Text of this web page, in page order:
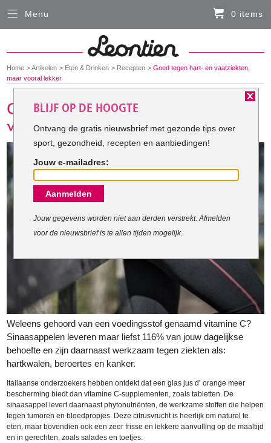
You
are
here:
Home Artikelen Eten & Drinken Recepten
Goed tegen hart- en vaatziekten,
maar vooral lekker
Weleens gehoord van een voedingsstof genaamd vitamine C?
Sinaasappelen leveren maar liefst 116% van jouw dagelijkse
behoefte en zijn daarnaast werkzaam tegen ziekten als:
hartkwalen, beroertes en kanker.
Italiaanse onderzoekers hebben ontdekt dat een glas jus d’ orange meer
bescherming biedt dan vitamine C-supplementen, zoals tabletten. De
sinaasappel levert daarnaast phytonutriënten, de werkzame stoffen die helpen
tegen tumoren en bloedpropjes. Deze citrusvrucht is heerlijk om naturel te
eten, maar bovendien ook een zeer frisse en lekkere aanvulling op de maaltijd
en in gerechten, zoals salades en toetjes.
Menu 0 items
Sluiten
HARDLOOPKLEDING
FIETSKLEDING
SERVICE
Inloggen
Contact- en adresgegevens
Levertijd, retourneren, ruilen
BLIJF OP DE HOOGTE
Ontvang de gratis nieuwsbrief met gezonde tips over
sport, gezondheid, recepten en aanbiedingen!
Jouw e-mailadres:
Aanmelden
Jouw gegevens worden niet aan derden verstrekt. Afmelden
voor de nieuwsbrief is te allen tijden mogelijk.